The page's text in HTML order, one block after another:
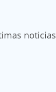
noticias